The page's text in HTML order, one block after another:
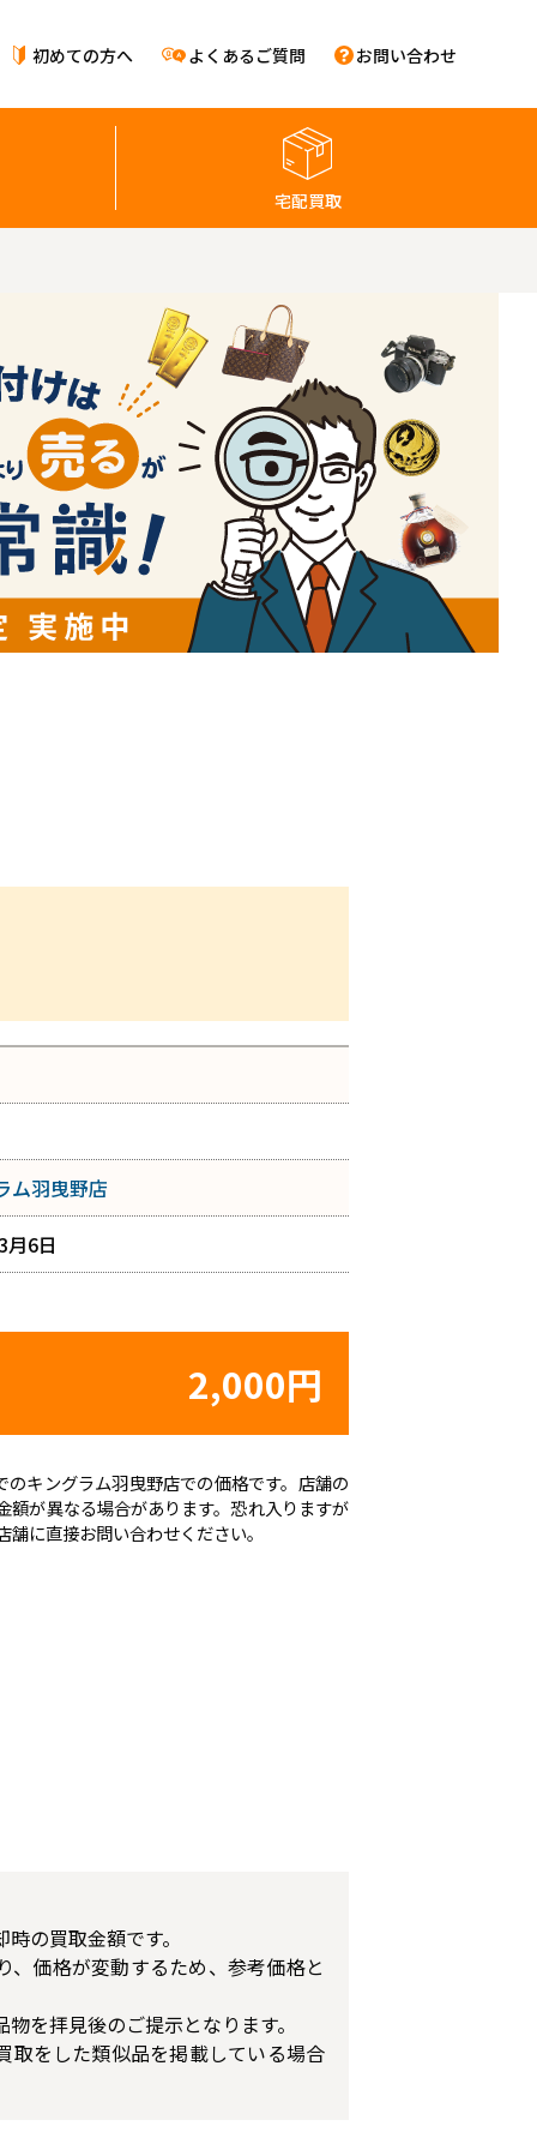
初めての方へ よくあるご質問 お問い合わせ
宅配買取
ム羽曳野店
月6日
2,000円
キングラム羽曳野店での価格です。店舗の
額が異なる場合があります。恐れ入りますが
に直接お問い合わせください。
の買取金額です。
、価格が変動するため、参考価格と
を拝見後のご提示となります。
取をした類似品を掲載している場合